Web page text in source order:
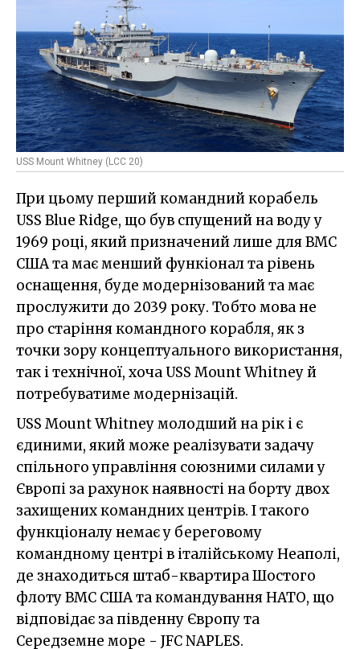
USS Mount Whitney (LCC 20)
При цьому перший командний корабель
USS Blue Ridge, що був спущений на воду у
1969 році, який призначений лише для ВМС
США та має менший функіонал та рівень
оснащення, буде модернізований та має
прослужити до 2039 року. Тобто мова не
про старіння командного корабля, як з
точки зору концептуального використання,
так і технічної, хоча USS Mount Whitney й
потребуватиме модернізацій.
USS Mount Whitney молодший на рік і є
єдиними, який може реалізувати задачу
спільного управління союзними силами у
Європі за рахунок наявності на борту двох
захищених командних центрів. І такого
функціоналу немає у береговому
командному центрі в італійському Неаполі,
де знаходиться штаб-квартира Шостого
флоту ВМС США та командування НАТО, що
відповідає за південну Європу та
Середземне море - JFC NAPLES.